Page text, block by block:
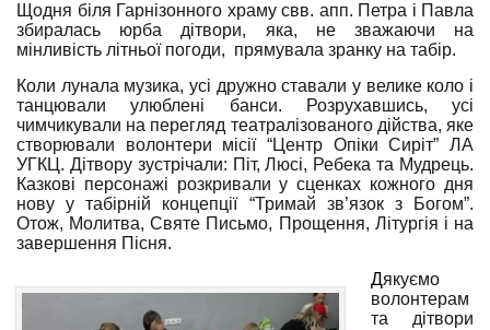
Щодня біля Гарнізонного храму свв. апп. Петра і Павла
збиралась юрба дітвори, яка, не зважаючи на
мінливість літньої погоди, прямувала зранку на табір.
Коли лунала музика, усі дружно ставали у велике коло і
танцювали улюблені банси. Розрухавшись, усі
чимчикували на перегляд театралізованого дійства, яке
створювали волонтери місії “Центр Опіки Сиріт” ЛА
УГКЦ. Дітвору зустрічали: Піт, Люсі, Ребека та Мудрець.
Казкові персонажі розкривали у сценках кожного дня
нову у табірній концепції “Тримай зв’язок з Богом”.
Отож, Молитва, Святе Письмо, Прощення, Літургія і на
завершення Пісня.
Дякуємо
волонтерам
та дітвори